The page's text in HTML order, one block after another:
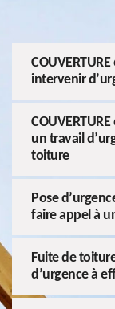
intervenir
un travail
toiture
Pose
faire appel à
Fuite de
d’urgence à